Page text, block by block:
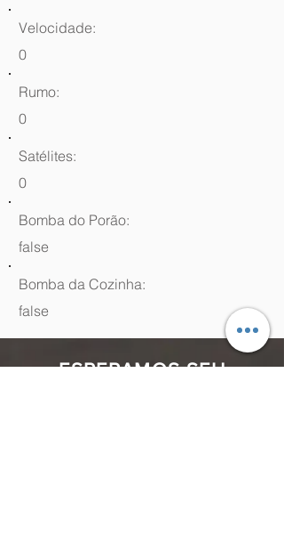
Velocidade:
0
Rumo:
0
Satélites:
0
Bomba do Porão:
false
Bomba da Cozinha:
false
ESPERAMOS SEU